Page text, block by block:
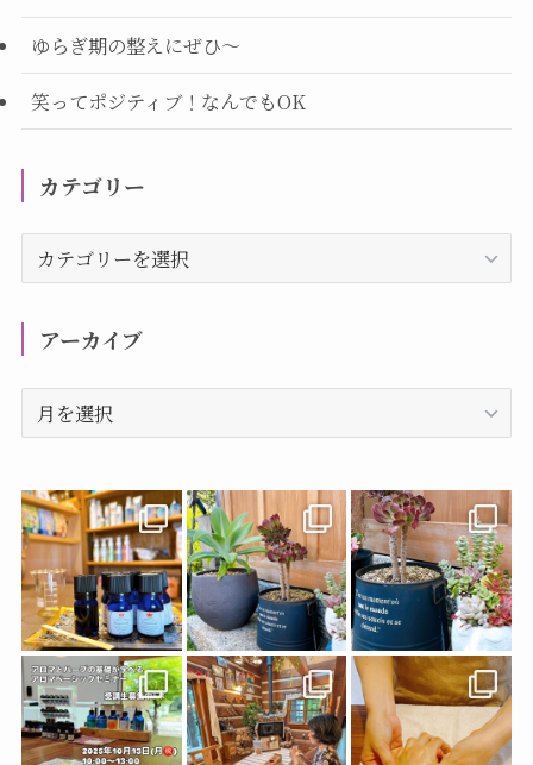
ゆらぎ期の整えにぜひ～
笑ってポジティブ！なんでもOK
カテゴリー
テ
アーカイブ
ー
イ
ブ